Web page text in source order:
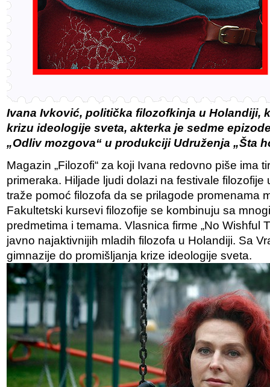
Ivana Ivković, politička filozofkinja u Holandiji,
krizu ideologije sveta, akterka je sedme
„Odliv mozgova“ u produkciji Udruženja „Šta
Magazin „Filozofi“ za koji Ivana redovno piše ima
primeraka. Hiljade ljudi dolazi na festivale filozofije
traže pomoć filozofa da se prilagode promenama
Fakultetski kursevi filozofije se kombinuju sa
predmetima i temama. Vlasnica firme „No Wishful
javno najaktivnijih mladih filozofa u Holandiji. Sa
gimnazije do promišljanja krize ideologije sveta.